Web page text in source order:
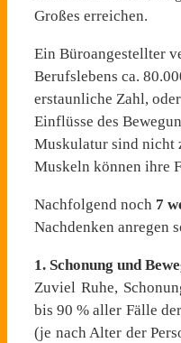
Großes erreichen.
Ein Büroangestellter
Berufslebens ca.
erstaunliche Zahl,
Einflüsse des
Muskulatur sind nicht
Muskeln können ihre
Nachfolgend noch 7
Nachdenken anregen
1. Schonung und
Zuviel Ruhe,
bis 90 % aller Fälle
(je nach Alter der